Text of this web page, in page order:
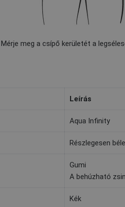
Mérje meg a csípő kerületét a
Leírás
Aqua Infinity
Részlegesen
Gumi
A behúzható
Kék